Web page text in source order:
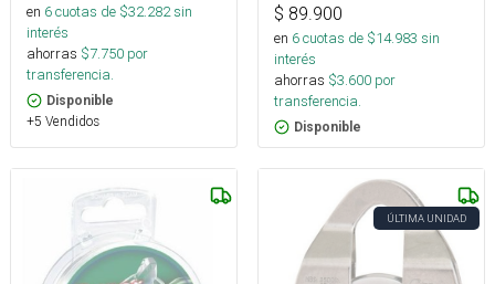
en 6cuotas de $32.282sin
interés
ahorras $7.750 por
transferencia.
Disponible
+5 Vendidos
$ 89.900
en 6cuotas de $14.983 sin
interés
ahorras $3.600 por
transferencia.
Disponible
ÚLTIMA UNIDAD